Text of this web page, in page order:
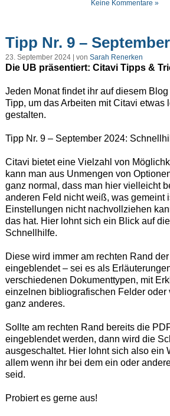
Keine Kommentare »
Tipp Nr. 9 –
23. September 2024 | von Sarah Renerken
Die UB präsentiert: Citavi Tipps &
Jeden Monat findet ihr auf diesem
Tipp, um das Arbeiten mit Citavi etwas
gestalten.
Tipp Nr. 9 – September 2024:
Citavi bietet eine Vielzahl von
kann man aus Unmengen von
ganz normal, dass man hier vielleicht
anderen Feld nicht weiß, was gemeint
Einstellungen nicht nachvollziehen
das hat. Hier lohnt sich ein Blick auf
Schnellhilfe.
Diese wird immer am rechten Rand
eingeblendet – sei es als
verschiedenen Dokumenttypen, mit
einzelnen bibliografischen Felder oder
ganz anderes.
Sollte am rechten Rand bereits die
eingeblendet werden, dann wird die
ausgeschaltet. Hier lohnt sich also ein
allem wenn ihr bei dem ein oder
seid.
Probiert es gerne aus!